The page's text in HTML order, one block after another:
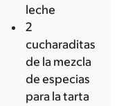
leche
2
cucharaditas
de la mezcla
de especias
para la tarta